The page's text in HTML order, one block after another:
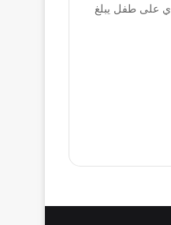
بالتعدي على طفل يبلغ